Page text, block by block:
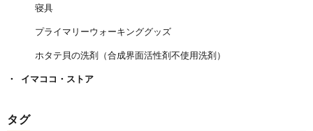
寝具
プライマリーウォーキンググッズ
ホタテ貝の洗剤（合成界面活性剤不使用洗剤）
イマココ・ストア
タグ